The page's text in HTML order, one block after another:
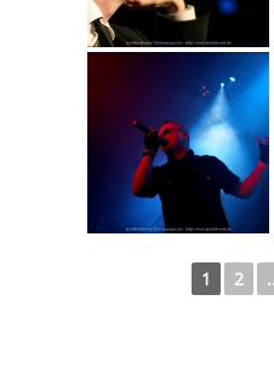
1 2